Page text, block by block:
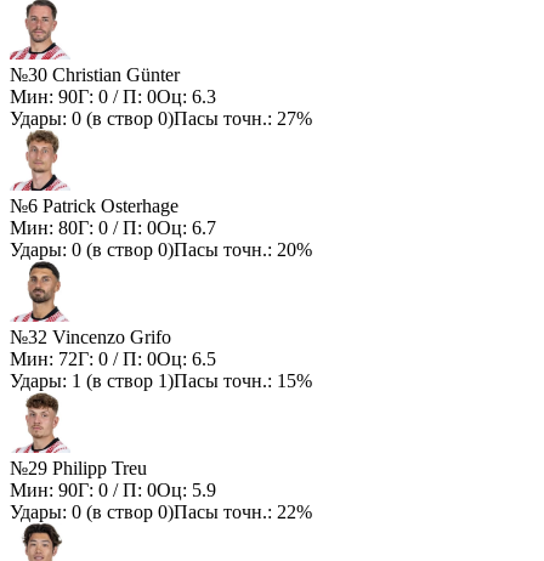
№30 Christian Günter
Мин: 90Г: 0 / П: 0Оц: 6.3
Удары: 0 (в створ 0)Пасы точн.: 27%
№6 Patrick Osterhage
Мин: 80Г: 0 / П: 0Оц: 6.7
Удары: 0 (в створ 0)Пасы точн.: 20%
№32 Vincenzo Grifo
Мин: 72Г: 0 / П: 0Оц: 6.5
Удары: 1 (в створ 1)Пасы точн.: 15%
№29 Philipp Treu
Мин: 90Г: 0 / П: 0Оц: 5.9
Удары: 0 (в створ 0)Пасы точн.: 22%